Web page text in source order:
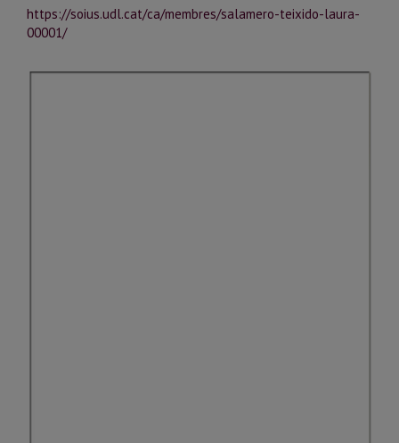
https://soius.udl.cat/ca/membres/salamero-teixido-laura-
00001/